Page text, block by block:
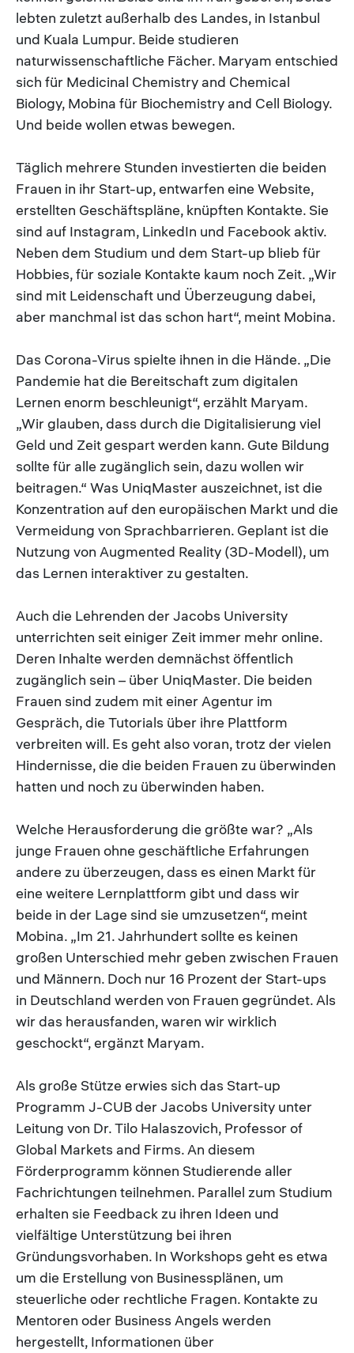
lebten zuletzt außerhalb des Landes, in Istanbul
und Kuala Lumpur. Beide studieren
naturwissenschaftliche Fächer. Maryam entschied
sich für Medicinal Chemistry and Chemical
Biology, Mobina für Biochemistry and Cell Biology.
Und beide wollen etwas bewegen.
Täglich mehrere Stunden investierten die beiden
Frauen in ihr Start-up, entwarfen eine Website,
erstellten Geschäftspläne, knüpften Kontakte. Sie
sind auf Instagram, LinkedIn und Facebook aktiv.
Neben dem Studium und dem Start-up blieb für
Hobbies, für soziale Kontakte kaum noch Zeit. „Wir
sind mit Leidenschaft und Überzeugung dabei,
aber manchmal ist das schon hart“, meint Mobina.
Das Corona-Virus spielte ihnen in die Hände. „Die
Pandemie hat die Bereitschaft zum digitalen
Lernen enorm beschleunigt“, erzählt Maryam.
„Wir glauben, dass durch die Digitalisierung viel
Geld und Zeit gespart werden kann. Gute Bildung
sollte für alle zugänglich sein, dazu wollen wir
beitragen.“ Was UniqMaster auszeichnet, ist die
Konzentration auf den europäischen Markt und die
Vermeidung von Sprachbarrieren. Geplant ist die
Nutzung von Augmented Reality (3D-Modell), um
das Lernen interaktiver zu gestalten.
Auch die Lehrenden der Jacobs University
unterrichten seit einiger Zeit immer mehr online.
Deren Inhalte werden demnächst öffentlich
zugänglich sein – über UniqMaster. Die beiden
Frauen sind zudem mit einer Agentur im
Gespräch, die Tutorials über ihre Plattform
verbreiten will. Es geht also voran, trotz der vielen
Hindernisse, die die beiden Frauen zu überwinden
hatten und noch zu überwinden haben.
Welche Herausforderung die größte war? „Als
junge Frauen ohne geschäftliche Erfahrungen
andere zu überzeugen, dass es einen Markt für
eine weitere Lernplattform gibt und dass wir
beide in der Lage sind sie umzusetzen“, meint
Mobina. „Im 21. Jahrhundert sollte es keinen
großen Unterschied mehr geben zwischen Frauen
und Männern. Doch nur 16 Prozent der Start-ups
in Deutschland werden von Frauen gegründet. Als
wir das herausfanden, waren wir wirklich
geschockt“, ergänzt Maryam.
Als große Stütze erwies sich das Start-up
Programm J-CUB der Jacobs University unter
Leitung von Dr. Tilo Halaszovich, Professor of
Global Markets and Firms. An diesem
Förderprogramm können Studierende aller
Fachrichtungen teilnehmen. Parallel zum Studium
erhalten sie Feedback zu ihren Ideen und
vielfältige Unterstützung bei ihren
Gründungsvorhaben. In Workshops geht es etwa
um die Erstellung von Businessplänen, um
steuerliche oder rechtliche Fragen. Kontakte zu
Mentoren oder Business Angels werden
hergestellt, Informationen über